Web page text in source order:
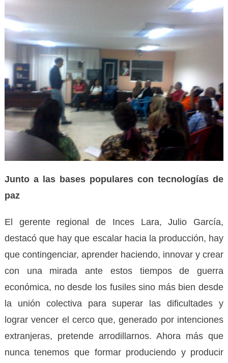
Junto a las bases populares con tecnologías de
paz
El gerente regional de Inces Lara, Julio García,
destacó que hay que escalar hacia la producción, hay
que contingenciar, aprender haciendo, innovar y crear
con una mirada ante estos tiempos de guerra
económica, no desde los fusiles sino más bien desde
la unión colectiva para superar las dificultades y
lograr vencer el cerco que, generado por intenciones
extranjeras, pretende arrodillarnos. Ahora más que
nunca tenemos que formar produciendo y producir